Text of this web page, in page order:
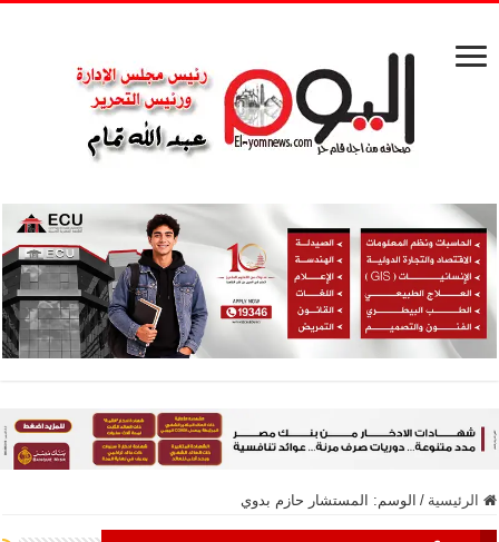
الرئيسية / الوسم: المستشار حازم بدوي